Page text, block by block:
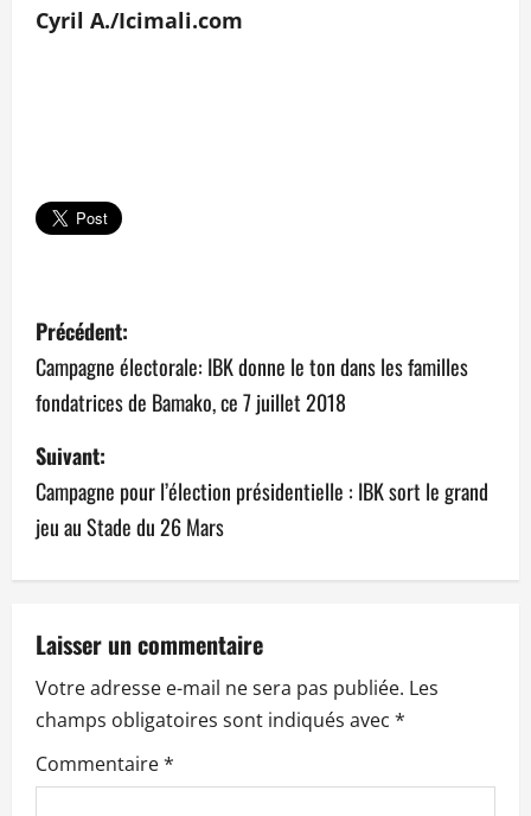
Cyril A./Icimali.com
N
a
v
i
g
a
i
o
n
Précédent:
Campagne électorale: IBK donne le ton dans les familles
fondatrices de Bamako, ce 7 juillet 2018
Suivant:
Campagne pour l’élection présidentielle : IBK sort le grand
jeu au Stade du ‪26 Mars
Laisser un commentaire
Votre adresse e-mail ne sera pas publiée. Les
champs obligatoires sont indiqués avec *
Commentaire*